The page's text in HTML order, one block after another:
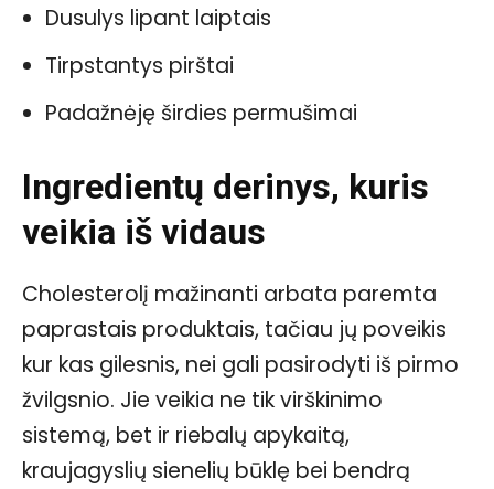
Dusulys lipant laiptais
Tirpstantys pirštai
Padažnėję širdies permušimai
Ingredientų derinys, kuris
veikia iš vidaus
Cholesterolį mažinanti arbata paremta
paprastais produktais, tačiau jų poveikis
kur kas gilesnis, nei gali pasirodyti iš pirmo
žvilgsnio. Jie veikia ne tik virškinimo
sistemą, bet ir riebalų apykaitą,
kraujagyslių sienelių būklę bei bendrą